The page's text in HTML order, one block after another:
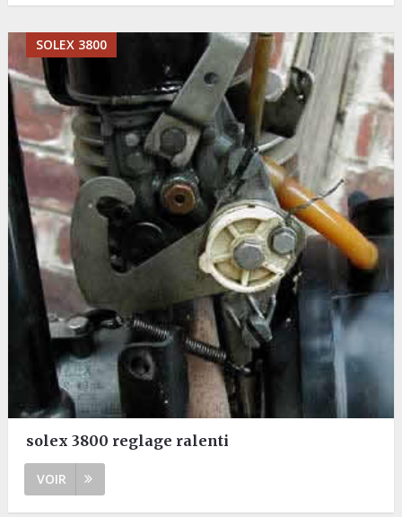
SOLEX 3800
solex 3800 reglage ralenti
VOIR